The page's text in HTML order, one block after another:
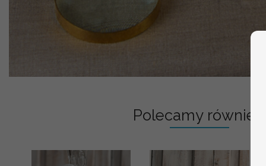
Polecamy również: